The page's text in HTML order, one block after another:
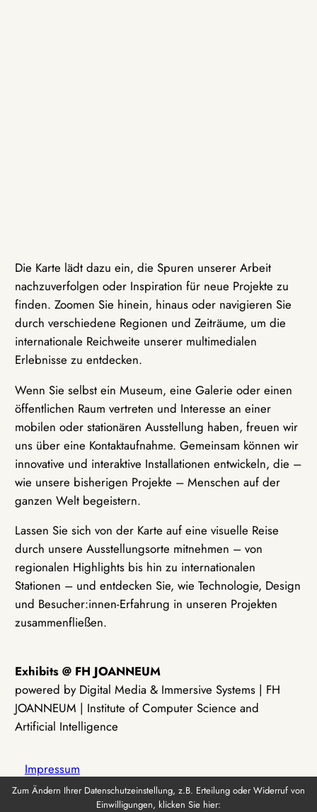
Die Karte lädt dazu ein, die Spuren unserer Arbeit
nachzuverfolgen oder Inspiration für neue Projekte zu
finden. Zoomen Sie hinein, hinaus oder navigieren Sie
durch verschiedene Regionen und Zeiträume, um die
internationale Reichweite unserer multimedialen
Erlebnisse zu entdecken.
Wenn Sie selbst ein Museum, eine Galerie oder einen
öffentlichen Raum vertreten und Interesse an einer
mobilen oder stationären Ausstellung haben, freuen wir
uns über eine Kontaktaufnahme. Gemeinsam können wir
innovative und interaktive Installationen entwickeln, die –
wie unsere bisherigen Projekte – Menschen auf der
ganzen Welt begeistern.
Lassen Sie sich von der Karte auf eine visuelle Reise
durch unsere Ausstellungsorte mitnehmen – von
regionalen Highlights bis hin zu internationalen
Stationen – und entdecken Sie, wie Technologie, Design
und Besucher:innen-Erfahrung in unseren Projekten
zusammenfließen.
Exhibits @ FH JOANNEUM
powered by Digital Media & Immersive Systems | FH
JOANNEUM | Institute of Computer Science and
Artificial Intelligence
Impressum
Zum Ändern Ihrer Datenschutzeinstellung, z.B. Erteilung oder Widerruf von
Einwilligungen, klicken Sie hier: